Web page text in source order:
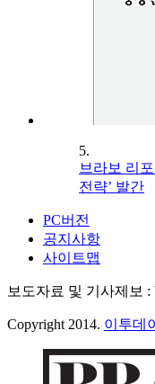
5.
브라보 리
전략’ 발간
PC버전
공지사항
사이트맵
보도자료 및 기사제보 :
Copyright 2014. 이투데